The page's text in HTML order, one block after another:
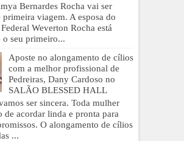
Bernardes Rocha vai ser
primeira viagem. A esposa do
Weverton Rocha está
o seu primeiro...
Aposte no alongamento de cílios
com a melhor profissional de
Pedreiras, Dany Cardoso no
SALÃO BLESSED HALL
ser sincera. Toda mulher
de acordar linda e pronta para
O alongamento de cílios
...